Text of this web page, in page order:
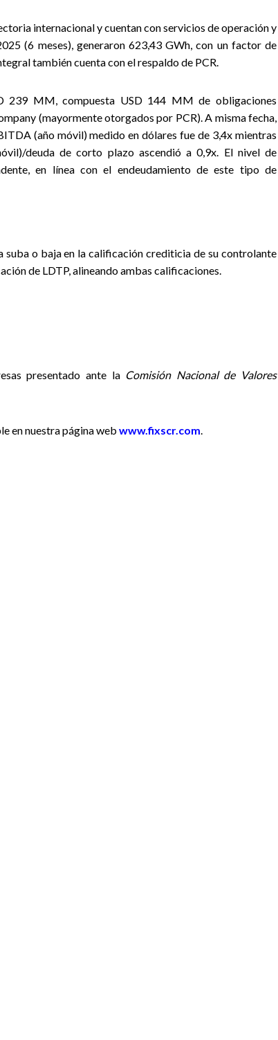
internacional y cuentan con servicios de operación y
(6 meses), generaron 623,43 GWh, con un factor de
también cuenta con el respaldo de PCR.
239 MM, compuesta USD 144 MM de obligaciones
(mayormente otorgados por PCR). A misma fecha,
(año móvil) medido en dólares fue de 3,4x mientras
deuda de corto plazo ascendió a 0,9x. El nivel de
en línea con el endeudamiento de este tipo de
suba o baja en la calificación crediticia de su controlante
de LDTP, alineando ambas calificaciones.
presentado ante la Comisión Nacional de Valores
en nuestra página web www.fixscr.com.